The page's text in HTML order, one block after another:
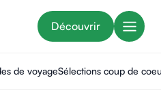
Découvrir
de voyageSélections coup de